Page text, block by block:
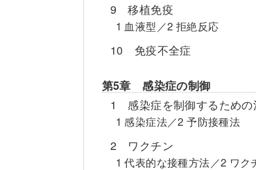
9 移植免疫
1 血液型／2 拒絶反応
10 免疫不全症
第5章 感染症の制御
1 感染症を制御するための
1 感染症法／2 予防接種法
2 ワクチン
1 代表的な接種方法／2 ワ